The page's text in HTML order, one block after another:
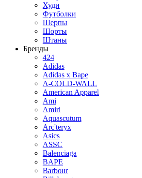
Худи
Футболки
Шерпы
Шорты
Штаны
Бренды
424
Adidas
Adidas x Bape
A-COLD-WALL
American Apparel
Ami
Amiri
Aquascutum
Arc'teryx
Asics
ASSC
Balenciaga
BAPE
Barbour